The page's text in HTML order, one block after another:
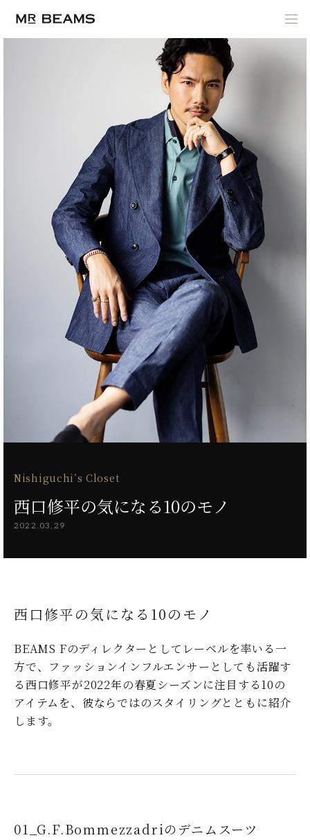
Nishiguchi’s Closet
西口修平の気になる10のモノ
2022.03,29
西口修平の気になる10のモノ
BEAMS Fのディレクターとしてレーベルを率いる一
方で、ファッションインフルエンサーとしても活躍す
る西口修平が2022年の春夏シーズンに注目する10の
アイテムを、彼ならではのスタイリングとともに紹介
します。
01_G.F.Bommezzadriのデニムスーツ